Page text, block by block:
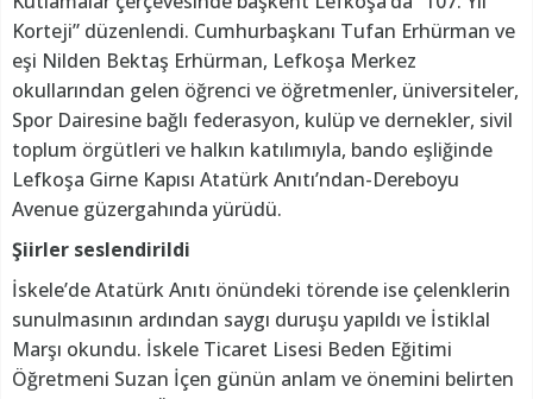
Korteji” düzenlendi. Cumhurbaşkanı Tufan Erhürman ve
eşi Nilden Bektaş Erhürman, Lefkoşa Merkez
okullarından gelen öğrenci ve öğretmenler, üniversiteler,
Spor Dairesine bağlı federasyon, kulüp ve dernekler, sivil
toplum örgütleri ve halkın katılımıyla, bando eşliğinde
Lefkoşa Girne Kapısı Atatürk Anıtı’ndan-Dereboyu
Avenue güzergahında yürüdü.
Şiirler seslendirildi
İskele’de Atatürk Anıtı önündeki törende ise çelenklerin
sunulmasının ardından saygı duruşu yapıldı ve İstiklal
Marşı okundu. İskele Ticaret Lisesi Beden Eğitimi
Öğretmeni Suzan İçen günün anlam ve önemini belirten